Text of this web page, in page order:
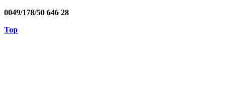
0049/178/50 646 28
Top